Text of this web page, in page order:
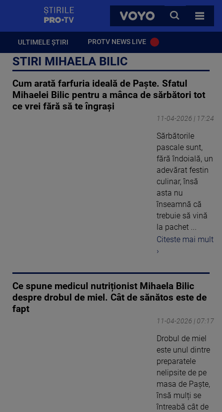
VOYO
CAUTA
TOATE
ULTIMELE ȘTIRI PROTV NEWS LIVE
STIRI MIHAELA BILIC
Cum arată farfuria ideală de Paște. Sfatul
Mihaelei Bilic pentru a mânca de sărbători tot
ce vrei fără să te îngrași
11-04-2026 | 17:24
Sărbătorile
pascale sunt,
fără îndoială, un
adevărat festin
culinar, însă
asta nu
înseamnă că
trebuie să vină
la pachet ...
Citeste mai mult
›
Ce spune medicul nutriționist Mihaela Bilic
despre drobul de miel. Cât de sănătos este de
fapt
11-04-2026 | 07:17
Drobul de miel
este unul dintre
preparatele
nelipsite de pe
masa de Paște,
însă mulți se
întreabă cât de